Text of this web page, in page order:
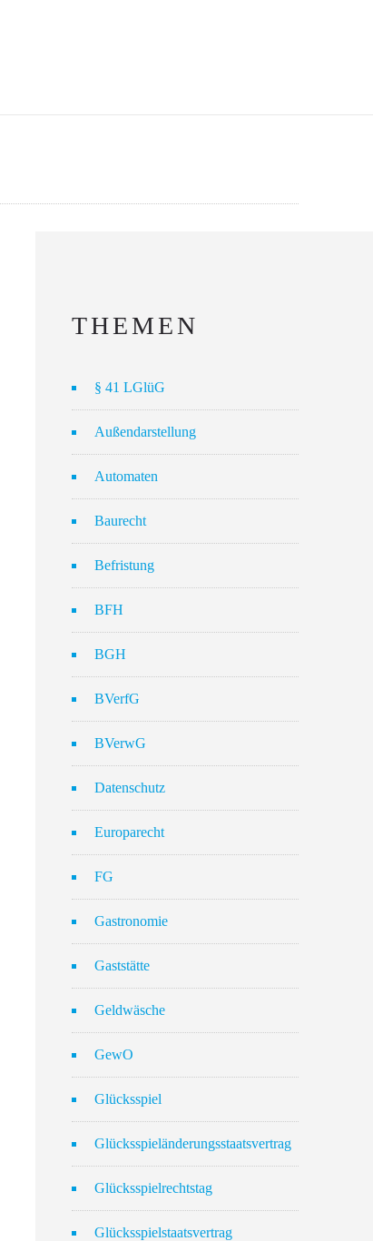
THEMEN
§ 41 LGlüG
Außendarstellung
Automaten
Baurecht
Befristung
BFH
BGH
BVerfG
BVerwG
Datenschutz
Europarecht
FG
Gastronomie
Gaststätte
Geldwäsche
GewO
Glücksspiel
Glücksspieländerungsstaatsvertrag
Glücksspielrechtstag
Glücksspielstaatsvertrag